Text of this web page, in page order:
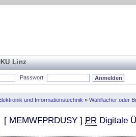
Linz
Passwort
und Informationstechnik » Wahlfächer oder
[ MEMWFPRDUSY ] PR Digitale